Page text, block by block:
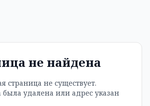
не найдена
страница не существует.
удалена или адрес указан